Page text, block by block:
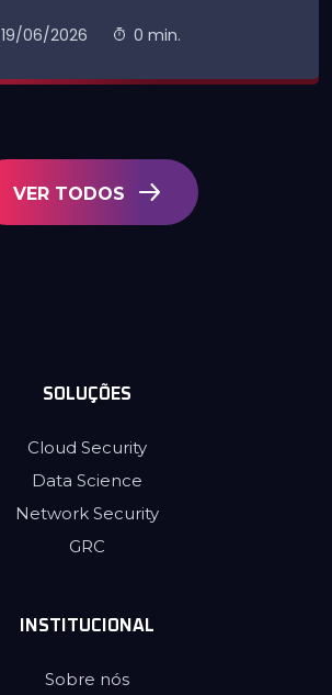
19/06/2026 0 min.
VER TODOS
SOLUÇÕES
Cloud Security
Data Science
Network Security
GRC
INSTITUCIONAL
Sobre nós